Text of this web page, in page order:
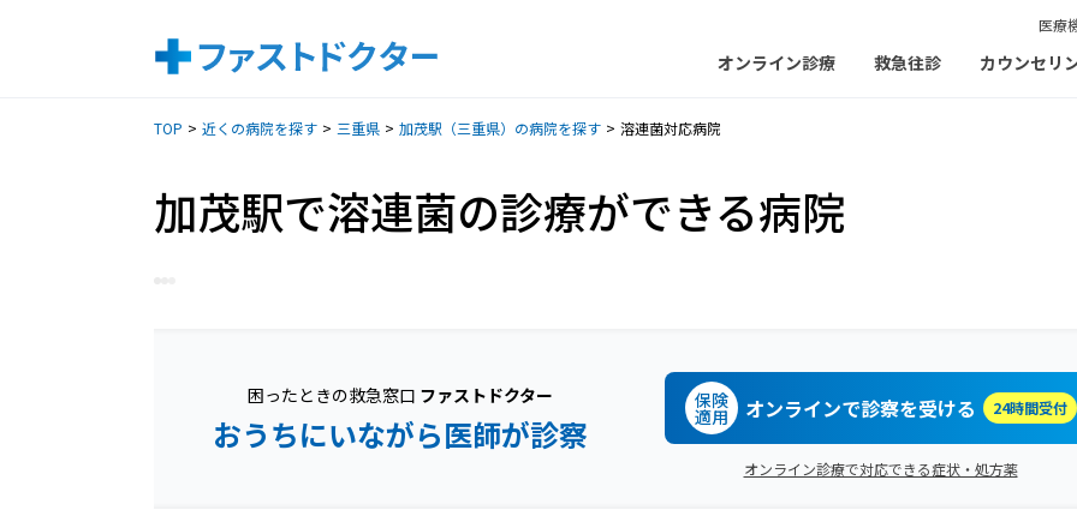
医療
オンライン診療 救急往診 カウンセリ
TOP 近くの病院を探す 三重県 加茂駅（三重県）の病院を探す 溶連菌対応病院
加茂駅で溶連菌の診療ができる病院
困ったときの救急窓口 ファストドクター
おうちにいながら医師が診察
保険
適用 オンラインで診察を受ける 24時間受付
オンライン診療で対応できる症状・処方薬